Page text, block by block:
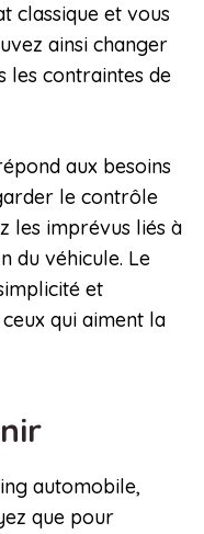
classique et vous
ainsi changer
les contraintes de
aux besoins
le contrôle
les imprévus liés à
du véhicule. Le
et
qui aiment la
automobile,
que pour